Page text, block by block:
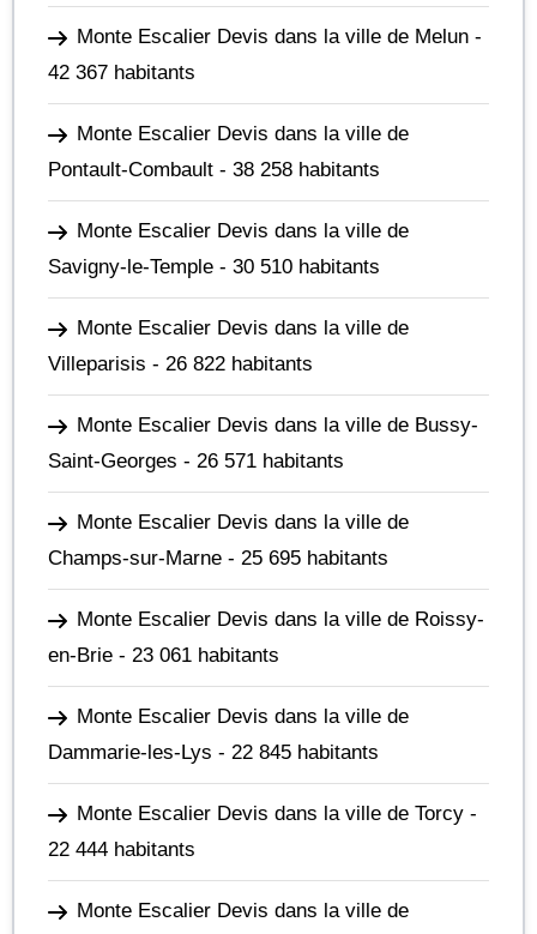
Monte Escalier Devis dans la ville de Melun -
42 367 habitants
Monte Escalier Devis dans la ville de
Pontault-Combault - 38 258 habitants
Monte Escalier Devis dans la ville de
Savigny-le-Temple - 30 510 habitants
Monte Escalier Devis dans la ville de
Villeparisis - 26 822 habitants
Monte Escalier Devis dans la ville de Bussy-
Saint-Georges - 26 571 habitants
Monte Escalier Devis dans la ville de
Champs-sur-Marne - 25 695 habitants
Monte Escalier Devis dans la ville de Roissy-
en-Brie - 23 061 habitants
Monte Escalier Devis dans la ville de
Dammarie-les-Lys - 22 845 habitants
Monte Escalier Devis dans la ville de Torcy -
22 444 habitants
Monte Escalier Devis dans la ville de